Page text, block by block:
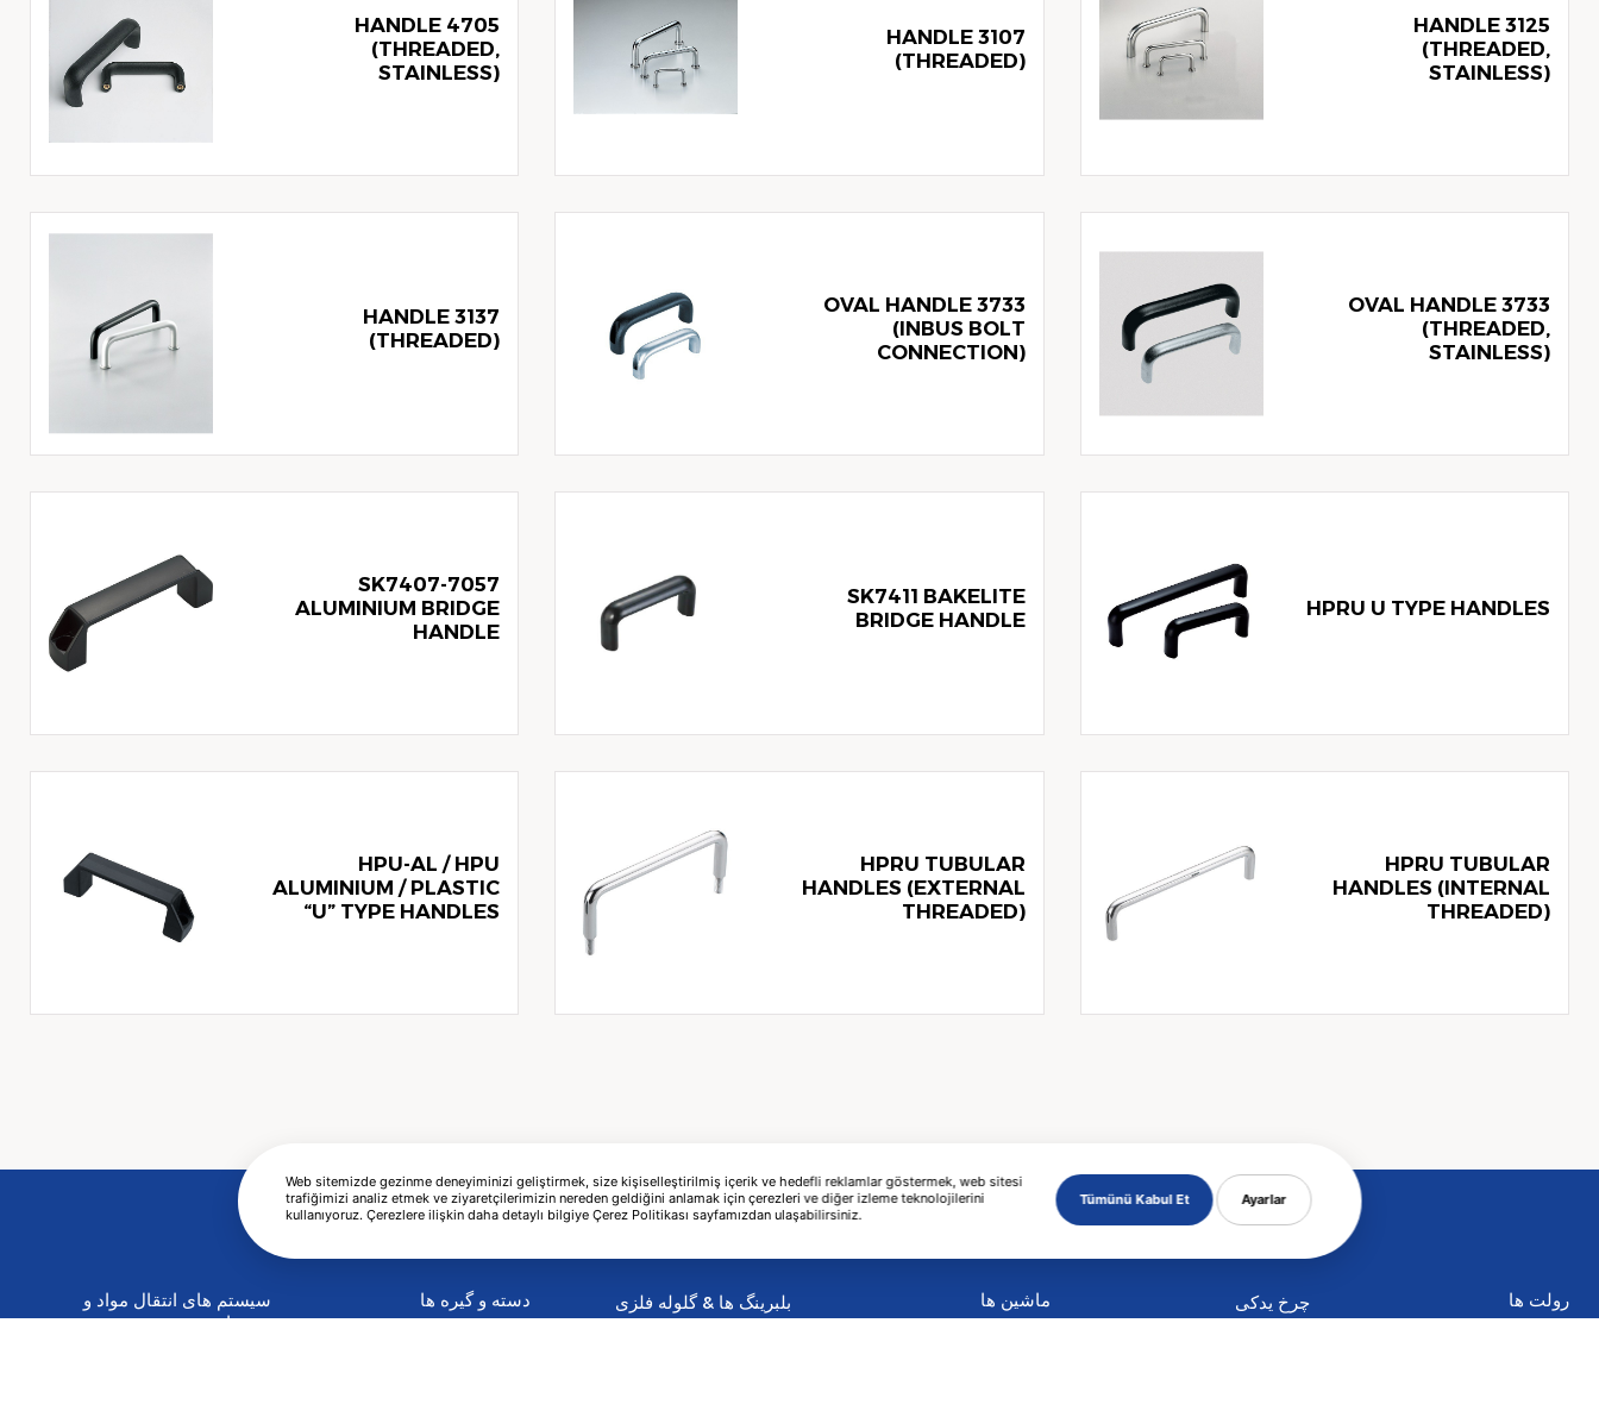
Web sitemizde gezinme deneyiminizi geliştirmek, size kişiselleştirilmiş içerik ve hedefli reklamlar göstermek, web sitesi
trafiğimizi analiz etmek ve ziyaretçilerimizin nereden geldiğini anlamak için çerezleri ve diğer izleme teknolojilerini
kullanıyoruz. Çerezlere ilişkin daha detaylı bilgiye Çerez Politikası sayfamızdan ulaşabilirsiniz.
Tümünü Kabul Et Ayarlar
4705 HANDLE
(THREADED,
STAINLESS)
3107 HANDLE
(THREADED)
3125 HANDLE
(THREADED,
STAINLESS)
3137 HANDLE
(THREADED)
3733 OVAL HANDLE
(INBUS BOLT
CONNECTION)
3733 OVAL HANDLE
(THREADED,
STAINLESS)
SK7407-7057
ALUMINIUM BRIDGE
HANDLE
SK7411 BAKELITE
BRIDGE HANDLE
HPRU U TYPE HANDLES
HPU-AL / HPU
ALUMINIUM / PLASTIC
“U” TYPE HANDLES
HPRU TUBULAR
HANDLES (EXTERNAL
THREADED)
HPRU TUBULAR
HANDLES (INTERNAL
THREADED)
رولت ها چرخ یدکی ماشین ها بلبرینگ ها & گلوله فلزی دسته و گیره ها
سیستم های انتقال مواد و
تجهیزات